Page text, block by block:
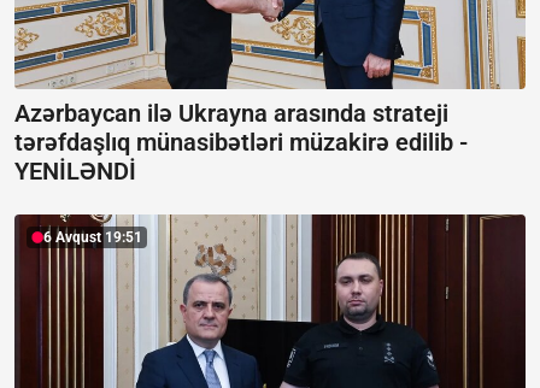
Azərbaycan ilə Ukrayna arasında strateji
tərəfdaşlıq münasibətləri müzakirə edilib -
YENİLƏNDİ
6 Avqust 19:51